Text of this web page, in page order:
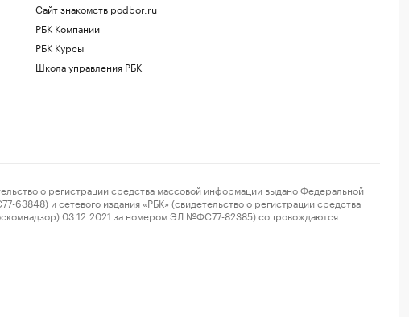
Сайт знакомств podbor.ru
РБК Компании
РБК Курсы
Школа управления РБК
о регистрации средства массовой информации выдано Федеральной
и сетевого издания «РБК» (свидетельство о регистрации средства
03.12.2021 за номером ЭЛ №ФС77-82385) сопровождаются